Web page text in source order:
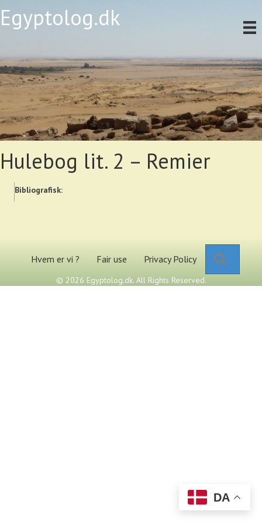
Egyptolog.dk
Hulebog lit. 2 – Remier
Bibliografisk:
Hvem er vi ? Fair use Privacy Policy
© 2026 Egyptolog.dk. All Rights Reserved.
DA